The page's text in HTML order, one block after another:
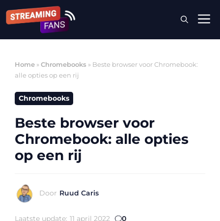
naar
Home »Chromebooks » Beste browser voor Chromebook:
alle opties op een rij
Chromebooks
Beste browser voor
Chromebook: alle opties
op een rij
Door Ruud Caris
Laatste update: 11 april 2022 0